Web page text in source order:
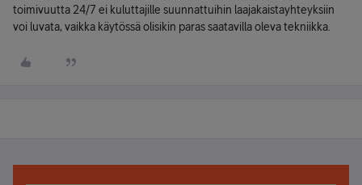
toimivuutta 24/7 ei kuluttajille suunnattuihin laajakaistayhteyksiin
voi luvata, vaikka käytössä olisikin paras saatavilla oleva tekniikka.